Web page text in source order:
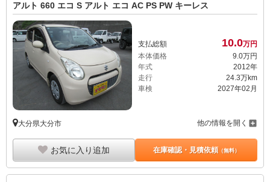
アルト 660 エコ S アルト エコ AC PS PW キーレス
支払総額 10.0万円
本体価格
9.0万円
年式
2012年
走行
24.3万km
車検
2027年02月
大分県大分市 他の情報を開く
お気に入り追加 在庫確認・見積依頼（無料）